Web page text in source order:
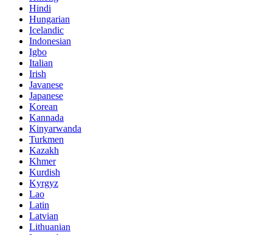
Hindi
Hungarian
Icelandic
Indonesian
Igbo
Italian
Irish
Javanese
Japanese
Korean
Kannada
Kinyarwanda
Turkmen
Kazakh
Khmer
Kurdish
Kyrgyz
Lao
Latin
Latvian
Lithuanian